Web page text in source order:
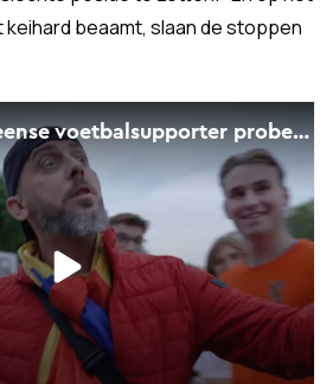
keihard beaamt, slaan de stoppen